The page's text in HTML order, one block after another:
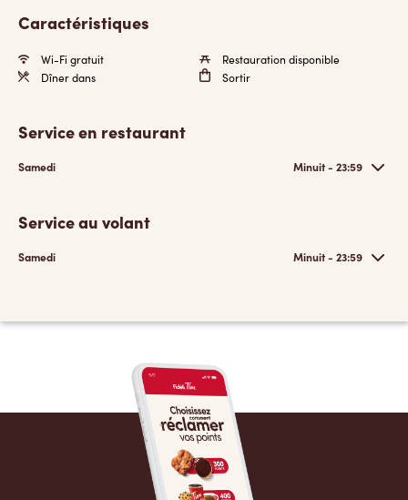
Caractéristiques
Wi-Fi gratuit
Restauration disponible
Dîner dans
Sortir
Service en restaurant
Samedi Minuit - 23:59
Service au volant
Samedi Minuit - 23:59